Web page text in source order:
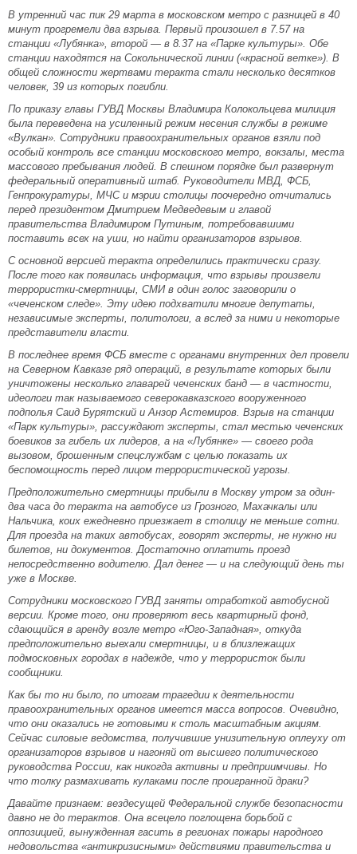
В утренний час пик 29 марта в московском метро с разницей в 40
минут прогремели два взрыва. Первый произошел в 7.57 на
станции «Лубянка», второй — в 8.37 на «Парке культуры». Обе
станции находятся на Сокольнической линии («красной ветке»). В
общей сложности жертвами теракта стали несколько десятков
человек, 39 из которых погибли.
По приказу главы ГУВД Москвы Владимира Колокольцева милиция
была переведена на усиленный режим несения службы в режиме
«Вулкан». Сотрудники правоохранительных органов взяли под
особый контроль все станции московского метро, вокзалы, места
массового пребывания людей. В спешном порядке был развернут
федеральный оперативный штаб. Руководители МВД, ФСБ,
Генпрокуратуры, МЧС и мэрии столицы поочередно отчитались
перед президентом Дмитрием Медведевым и главой
правительства Владимиром Путиным, потребовавшими
поставить всех на уши, но найти организаторов взрывов.
С основной версией теракта определились практически сразу.
После того как появилась информация, что взрывы произвели
террористки-смертницы, СМИ в один голос заговорили о
«чеченском следе». Эту идею подхватили многие депутаты,
независимые эксперты, политологи, а вслед за ними и некоторые
представители власти.
В последнее время ФСБ вместе с органами внутренних дел провели
на Северном Кавказе ряд операций, в результате которых были
уничтожены несколько главарей чеченских банд — в частности,
идеологи так называемого северокавказского вооруженного
подполья Саид Бурятский и Анзор Астемиров. Взрыв на станции
«Парк культуры», рассуждают эксперты, стал местью чеченских
боевиков за гибель их лидеров, а на «Лубянке» — своего рода
вызовом, брошенным спецслужбам с целью показать их
беспомощность перед лицом террористической угрозы.
Предположительно смертницы прибыли в Москву утром за один-
два часа до теракта на автобусе из Грозного, Махачкалы или
Нальчика, коих ежедневно приезжает в столицу не меньше сотни.
Для проезда на таких автобусах, говорят эксперты, не нужно ни
билетов, ни документов. Достаточно оплатить проезд
непосредственно водителю. Дал денег — и на следующий день ты
уже в Москве.
Сотрудники московского ГУВД заняты отработкой автобусной
версии. Кроме того, они проверяют весь квартирный фонд,
сдающийся в аренду возле метро «Юго-Западная», откуда
предположительно выехали смертницы, и в близлежащих
подмосковных городах в надежде, что у террористок были
сообщники.
Как бы то ни было, по итогам трагедии к деятельности
правоохранительных органов имеется масса вопросов. Очевидно,
что они оказались не готовыми к столь масштабным акциям.
Сейчас силовые ведомства, получившие унизительную оплеуху от
организаторов взрывов и нагоняй от высшего политического
руководства России, как никогда активны и предприимчивы. Но
что толку размахивать кулаками после проигранной драки?
Давайте признаем: вездесущей Федеральной службе безопасности
давно не до терактов. Она всецело поглощена борьбой с
оппозицией, вынужденная гасить в регионах пожары народного
недовольства «антикризисными» действиями правительства и